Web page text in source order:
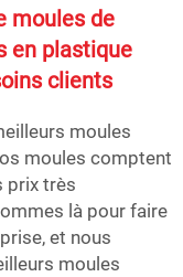
moules de
en plastique
clients
moules
moules comptent
prix très
là pour faire
et nous
moules